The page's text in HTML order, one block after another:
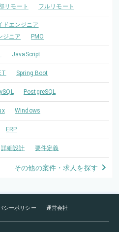
リモート フルリモート
ドエンジニア
ジニア
PMO
JavaScript
Spring Boot
PostgreSQL
Windows
ERP
詳細設計 要件定義
その他の案件・求人を探す
シーポリシー 運営会社